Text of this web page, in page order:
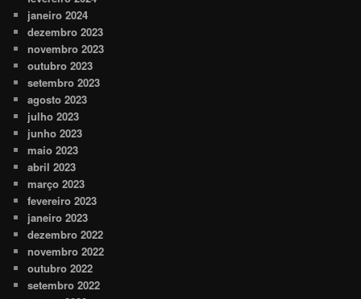
janeiro 2024
dezembro 2023
novembro 2023
outubro 2023
setembro 2023
agosto 2023
julho 2023
junho 2023
maio 2023
abril 2023
março 2023
fevereiro 2023
janeiro 2023
dezembro 2022
novembro 2022
outubro 2022
setembro 2022